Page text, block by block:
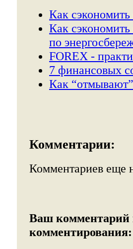
Как сэкономить
Как
по
FOREX -
7 финансовых
Как
Комментарии:
Комментариев еще
Ваш комментарий
комментирования: